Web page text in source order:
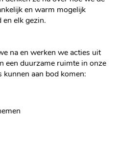
en warm mogelijk
elk gezin.
na en werken we acties uit
een duurzame ruimte in onze
kunnen aan bod komen: